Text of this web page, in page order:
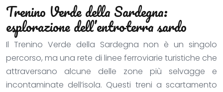
Trenino Verde della Sardegna:
esplorazione dell’entroterra sardo
Il Trenino Verde della Sardegna non è un singolo
percorso, ma una rete di linee ferroviarie turistiche che
attraversano alcune delle zone più selvagge e
incontaminate dell’isola. Questi treni a scartamento